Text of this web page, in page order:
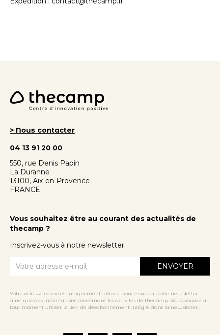
Vous souhaitez être au courant des actualités de
thecamp ?
Inscrivez-vous à notre newsletter
Votre adresse email est uniquement utilisée pour envoyer notre newsletter
ainsi que des informations concernant les activités de thecamp. Vous pouvez à
tout moment utiliser le lien de désabonnement intégré dans la newsletter.
> Nous contacter
04 13 91 20 00
550, rue Denis Papin
La Duranne
13100, Aix-en-Provence
FRANCE